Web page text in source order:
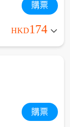
購票
HKD174
購票